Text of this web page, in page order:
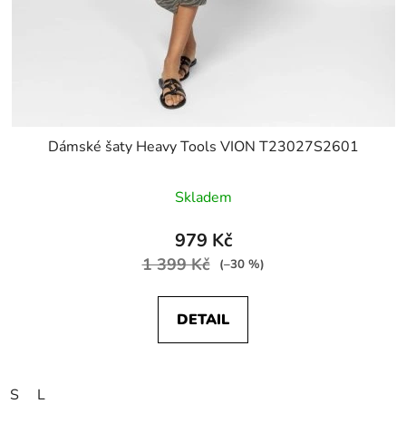
Dámské šaty Heavy Tools VION T23027S2601
Skladem
979 Kč
1 399 Kč (–30 %)
DETAIL
S L